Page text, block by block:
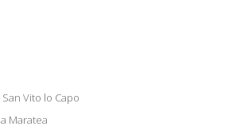
Vito lo Capo
Maratea